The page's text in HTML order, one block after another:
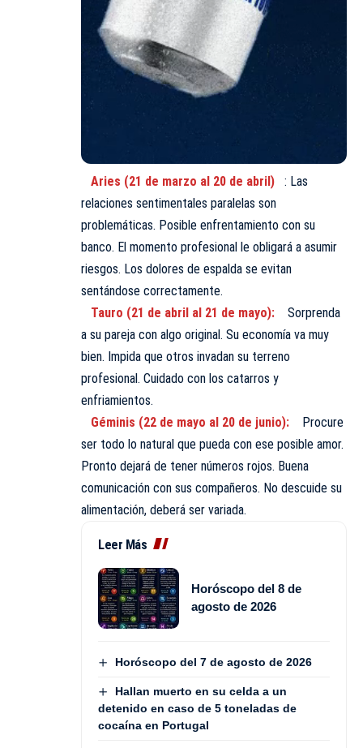
Aries (21 de marzo al 20 de abril)
: Las
relaciones sentimentales paralelas son
problemáticas. Posible enfrentamiento con su
banco. El momento profesional le obligará a asumir
riesgos. Los dolores de espalda se evitan
sentándose correctamente.
Tauro (21 de abril al 21 de mayo):
Sorprenda
a su pareja con algo original. Su economía va muy
bien. Impida que otros invadan su terreno
profesional. Cuidado con los catarros y
enfriamientos.
Géminis (22 de mayo al 20 de junio):
Procure
ser todo lo natural que pueda con ese posible amor.
Pronto dejará de tener números rojos. Buena
comunicación con sus compañeros. No descuide su
alimentación, deberá ser variada.
Leer Más
Horóscopo del 8 de
agosto de 2026
Horóscopo del 7 de agosto de 2026
Hallan muerto en su celda a un
detenido en caso de 5 toneladas de
cocaína en Portugal